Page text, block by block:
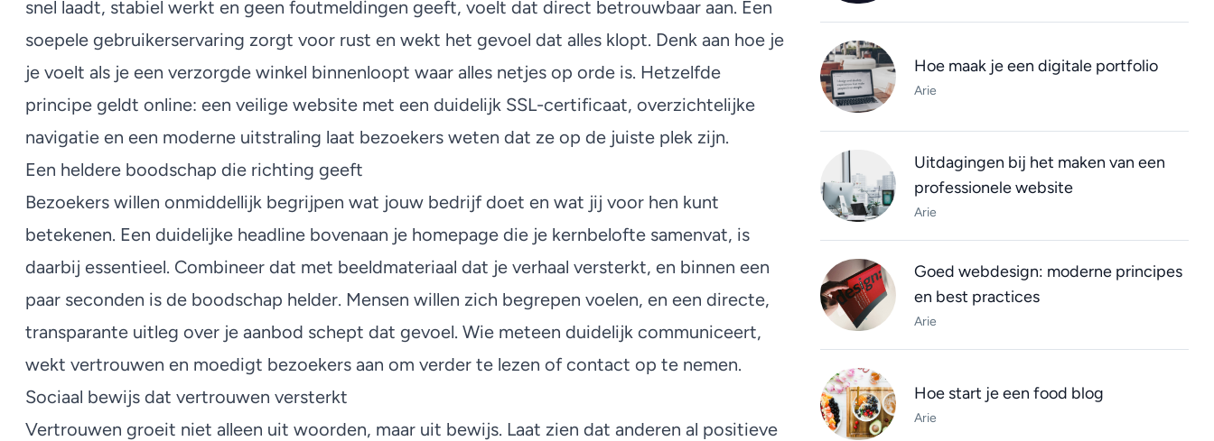
snel laadt, stabiel werkt en geen foutmeldingen geeft, voelt dat direct betrouwbaar aan. Een
soepele gebruikerservaring zorgt voor rust en wekt het gevoel dat alles klopt. Denk aan hoe je
je voelt als je een verzorgde winkel binnenloopt waar alles netjes op orde is. Hetzelfde
principe geldt online: een veilige website met een duidelijk SSL-certificaat, overzichtelijke
navigatie en een moderne uitstraling laat bezoekers weten dat ze op de juiste plek zijn.
Een heldere boodschap die richting geeft
Bezoekers willen onmiddellijk begrijpen wat jouw bedrijf doet en wat jij voor hen kunt
betekenen. Een duidelijke headline bovenaan je homepage die je kernbelofte samenvat, is
daarbij essentieel. Combineer dat met beeldmateriaal dat je verhaal versterkt, en binnen een
paar seconden is de boodschap helder. Mensen willen zich begrepen voelen, en een directe,
transparante uitleg over je aanbod schept dat gevoel. Wie meteen duidelijk communiceert,
wekt vertrouwen en moedigt bezoekers aan om verder te lezen of contact op te nemen.
Sociaal bewijs dat vertrouwen versterkt
Vertrouwen groeit niet alleen uit woorden, maar uit bewijs. Laat zien dat anderen al positieve
Hoe maak je een digitale portfolio
Arie
Uitdagingen bij het maken van een
professionele website
Arie
Goed webdesign: moderne principes
en best practices
Arie
Hoe start je een food blog
Arie